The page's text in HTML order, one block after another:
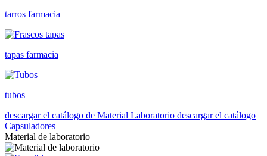
tarros farmacia
tapas farmacia
tubos
descargar el catálogo de Material Laboratorio descargar el catálogo
Capsuladores
Material de laboratorio